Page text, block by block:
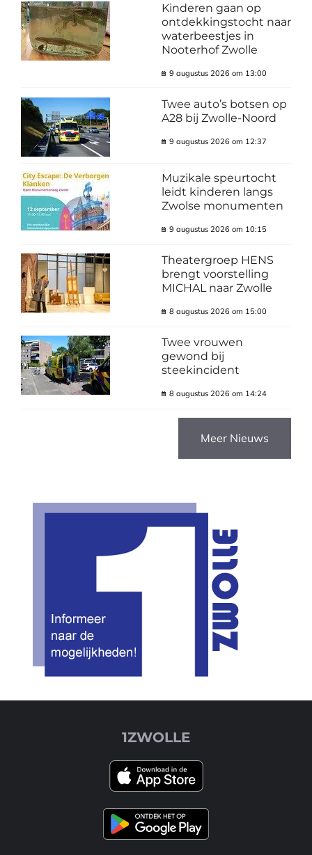
Kinderen gaan op
ontdekkingstocht naar
waterbeestjes in
Nooterhof Zwolle
9 augustus 2026 om 13:00
Twee auto’s botsen op
A28 bij Zwolle-Noord
9 augustus 2026 om 12:37
Muzikale speurtocht
leidt kinderen langs
Zwolse monumenten
9 augustus 2026 om 10:15
Theatergroep HENS
brengt voorstelling
MICHAL naar Zwolle
8 augustus 2026 om 15:00
Twee vrouwen
gewond bij
steekincident
8 augustus 2026 om 14:24
Meer Nieuws
1ZWOLLE